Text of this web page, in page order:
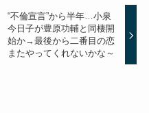
“不倫宣言”から半年…小泉
今日子が豊原功輔と同棲開
始か→最後から二番目の恋
またやってくれないかな～